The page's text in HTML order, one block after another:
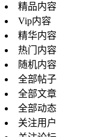
精品内容
Vip内容
精华内容
热门内容
随机内容
全部帖子
全部文章
全部动态
关注用户